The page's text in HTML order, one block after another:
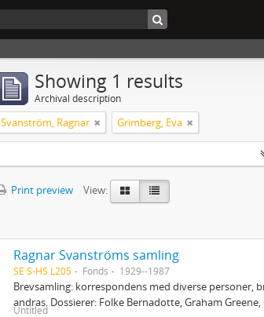
Showing 1 results
Archival description
Svanström, Ragnar Grimberg, Eva
Print preview
View:
Ragnar Svanströms samling
SE S-HS L205 Fonds 1929--1987
Brevsamling: korrespondens med diverse personer,
andras. Dossierer: Folke Bernadotte, Graham
Untitled